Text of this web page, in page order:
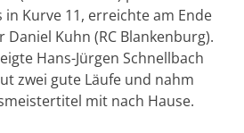
Kurve 11, erreichte am Ende
Kuhn (RC Blankenburg).
Hans-Jürgen Schnellbach
zwei gute Läufe und nahm
mit nach Hause.